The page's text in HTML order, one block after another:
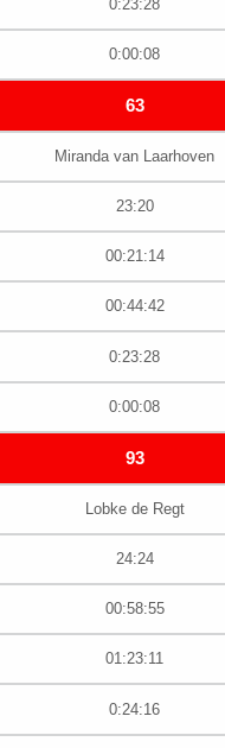
0:23:28
0:00:08
63
Miranda van Laarhoven
23:20
00:21:14
00:44:42
0:23:28
0:00:08
93
Lobke de Regt
24:24
00:58:55
01:23:11
0:24:16